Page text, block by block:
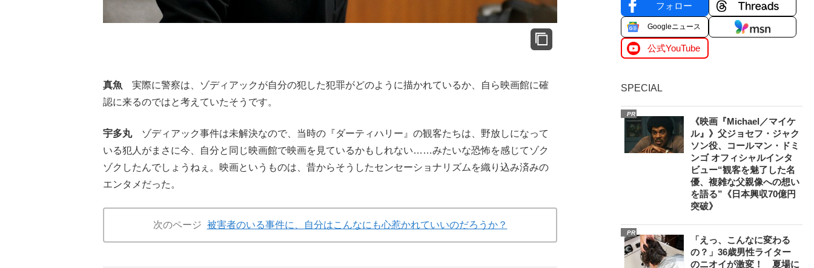
真魚 実際に警察は、ゾディアックが自分の犯した犯罪がどのように描かれているか、自ら映画館に確
認に来るのではと考えていたそうです。
宇多丸ゾディアック事件は未解決なので、当時の『ダーティハリー』の観客たちは、野放しになって
いる犯人がまさに今、自分と同じ映画館で映画を見ているかもしれない……みたいな恐怖を感じてゾク
ゾクしたんでしょうねぇ。映画というものは、昔からそうしたセンセーショナリズムを織り込み済みの
エンタメだった。
次のページ 被害者のいる事件に、自分はこんなにも心惹かれていいのだろうか？
フォロー
Googleニュース
公式YouTube
SPECIAL
PR
《映画『Michael／マイケ
ル』》父ジョセフ・ジャク
ソン役、コールマン・ドミ
ンゴ オフィシャルインタ
ビュー“観客を魅了した名
優、複雑な父親像への想い
を語る”《日本興収70億円
突破》
PR
「えっ、こんなに変わる
の？」36歳男性ライター
のニオイが激変！ 夏場に